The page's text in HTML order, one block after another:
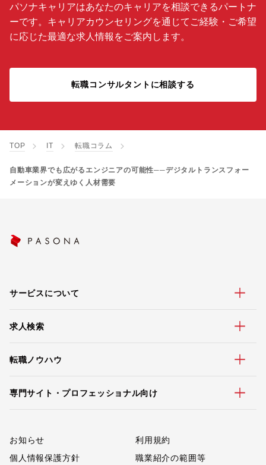
パソナキャリアはあなたのキャリアを相談できるパートナ
ーです。キャリアカウンセリングを通じてご経験・ご希望
に応じた最適な求人情報をご案内します。
転職コンサルタントに相談する
TOP IT 転職コラム
自動車業界でも広がるエンジニアの可能性──デジタルトランスフォー
メーションが変えゆく人材需要
サービスについて
求人検索
転職ノウハウ
専門サイト・プロフェッショナル向け
お知らせ
利用規約
個人情報保護方針
職業紹介の範囲等